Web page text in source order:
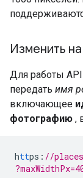
Изменить
Для работы API
передать имя
включающее
фотографию ,
https : //